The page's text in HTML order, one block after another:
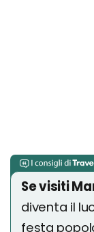
Se visiti
diventa il
festa